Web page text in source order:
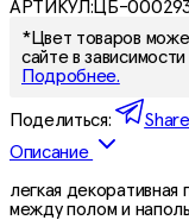
АРТИКУЛ:ЦБ-
*Цвет товаров
сайте в
Подробнее.
Поделиться:
Описание
легкая декоративная
между полом и